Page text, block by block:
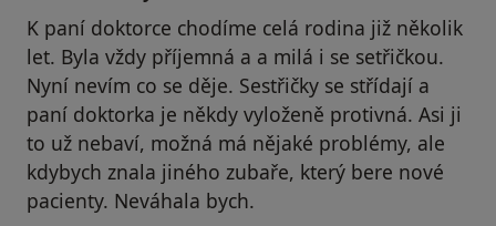
K paní doktorce chodíme celá rodina již několik
let. Byla vždy příjemná a a milá i se setřičkou.
Nyní nevím co se děje. Sestřičky se střídají a
paní doktorka je někdy vyloženě protivná. Asi ji
to už nebaví, možná má nějaké problémy, ale
kdybych znala jiného zubaře, který bere nové
pacienty. Neváhala bych.